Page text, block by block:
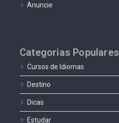
Anuncie
Categorias Populares
Cursos de Idiomas
Destino
Dicas
Estudar